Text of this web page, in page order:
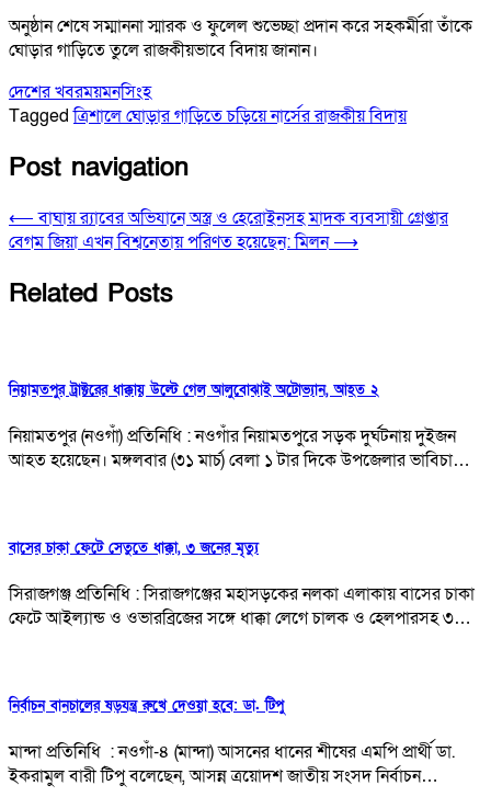
অনুষ্ঠান শেষে সম্মাননা স্মারক ও ফুলেল শুভেচ্ছা প্রদান করে সহকর্মীরা তাঁকে
ঘোড়ার গাড়িতে তুলে রাজকীয়ভাবে বিদায় জানান।
দেশের খবরময়মনসিংহ
Taggedত্রিশালে ঘোড়ার গাড়িতে চড়িয়ে নার্সের রাজকীয় বিদায়
Post navigation
⟵ বাঘায় র‍্যাবের অভিযানে অস্ত্র ও হেরোইনসহ মাদক ব্যবসায়ী গ্রেপ্তার
বেগম জিয়া এখন বিশ্বনেতায় পরিণত হয়েছেন: মিলন ⟶
Related Posts
নিয়ামতপুর ট্রাক্টরের ধাক্কায় উল্টে গেল আলুবোঝাই অটোভ্যান, আহত ২
নিয়ামতপুর (নওগাঁ) প্রতিনিধি : নওগাঁর নিয়ামতপুরে সড়ক দুর্ঘটনায় দুইজন
আহত হয়েছেন। মঙ্গলবার (৩১ মার্চ) বেলা ১ টার দিকে উপজেলার ভাবিচা…
বাসের চাকা ফেটে সেতুতে ধাক্কা, ৩ জনের মৃত্যু
সিরাজগঞ্জ প্রতিনিধি : সিরাজগঞ্জের মহাসড়কের নলকা এলাকায় বাসের চাকা
ফেটে আইল্যান্ড ও ওভারব্রিজের সঙ্গে ধাক্কা লেগে চালক ও হেলপারসহ ৩…
নির্বাচন বানচালের ষড়যন্ত্র রুখে দেওয়া হবে: ডা. টিপু
মান্দা প্রতিনিধি : নওগাঁ-৪ (মান্দা) আসনের ধানের শীষের এমপি প্রার্থী ডা.
ইকরামুল বারী টিপু বলেছেন, আসন্ন ত্রয়োদশ জাতীয় সংসদ নির্বাচন…